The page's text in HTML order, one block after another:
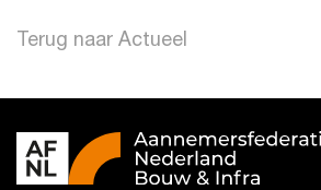
Terug naar Actueel